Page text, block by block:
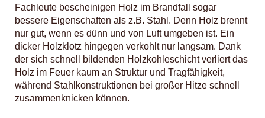
Fachleute bescheinigen Holz im Brandfall sogar
bessere Eigenschaften als z.B. Stahl. Denn Holz brennt
nur gut, wenn es dünn und von Luft umgeben ist. Ein
dicker Holzklotz hingegen verkohlt nur langsam. Dank
der sich schnell bildenden Holzkohleschicht verliert das
Holz im Feuer kaum an Struktur und Tragfähigkeit,
während Stahlkonstruktionen bei großer Hitze schnell
zusammenknicken können.